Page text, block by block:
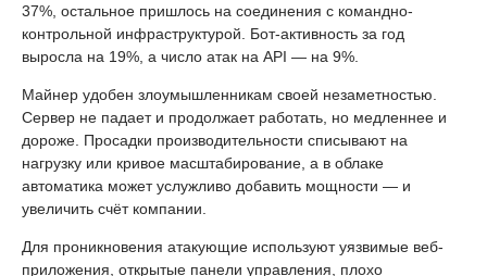
37%, остальное пришлось на соединения с командно-
контрольной инфраструктурой. Бот-активность за год
выросла на 19%, а число атак на API — на 9%.
Майнер удобен злоумышленникам своей незаметностью.
Сервер не падает и продолжает работать, но медленнее и
дороже. Просадки производительности списывают на
нагрузку или кривое масштабирование, а в облаке
автоматика может услужливо добавить мощности — и
увеличить счёт компании.
Для проникновения атакующие используют уязвимые веб-
приложения, открытые панели управления, плохо